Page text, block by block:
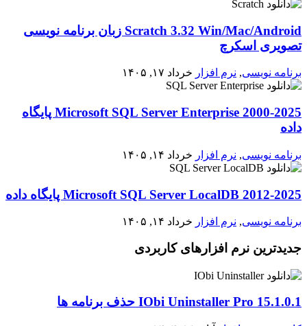
Scratch 3.32 Win/Mac/Android زبان برنامه نویسی
تصویری اسکرچ
برنامه نویسی, نرم افزار خرداد ۱۷, ۱۴۰۵
2000-2025 Microsoft SQL Server Enterprise پایگاه
داده
برنامه نویسی, نرم افزار خرداد ۱۴, ۱۴۰۵
2012-2025 Microsoft SQL Server LocalDB پایگاه داده
برنامه نویسی, نرم افزار خرداد ۱۴, ۱۴۰۵
جدیدترین نرم افزارهای کاربردی
IObi Uninstaller Pro 15.1.0.1 حذف برنامه ها